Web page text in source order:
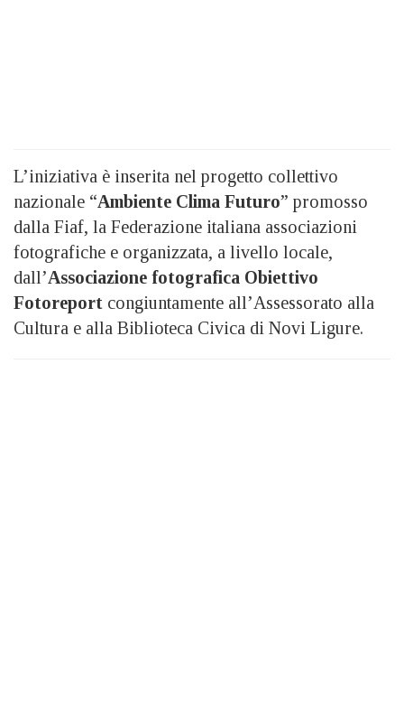
L’iniziativa è inserita nel progetto collettivo
nazionale “Ambiente Clima Futuro” promosso
dalla Fiaf, la Federazione italiana associazioni
fotografiche e organizzata, a livello locale,
dall’Associazione fotografica Obiettivo
Fotoreport congiuntamente all’Assessorato alla
Cultura e alla Biblioteca Civica di Novi Ligure.